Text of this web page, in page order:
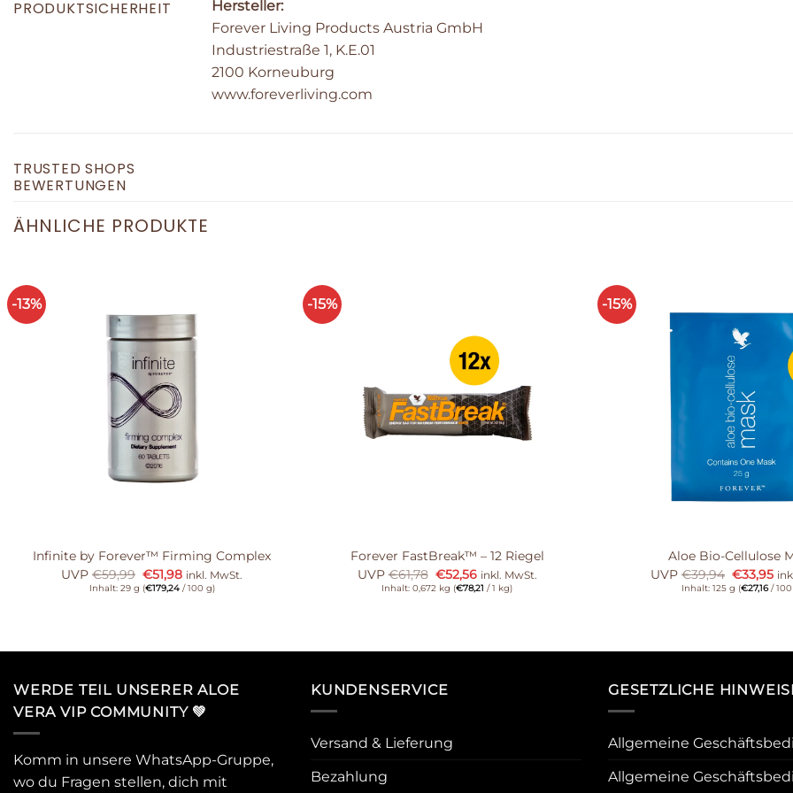
PRODUKTSICHERHEIT
Hersteller:
Forever Living Products Austria GmbH
Industriestraße 1, K.E.01
2100 Korneuburg
www.foreverliving.com
TRUSTED SHOPS
BEWERTUNGEN
ÄHNLICHE PRODUKTE
-13%
Infinite by Forever™ Firming Complex
UVP€59,99 €51,98 inkl. MwSt.
Inhalt: 29 g (€179,24/ 100 g)
-15%
Forever FastBreak™ – 12 Riegel
UVP€61,78 €52,56 inkl. MwSt.
Inhalt: 0,672 kg (€78,21 / 1 kg)
-15%
Aloe Bio-Cellulose
UVP€39,94 €33,95
Inhalt: 125 g (€27,16/ 100
WERDE TEIL UNSERER ALOE
VERA VIP COMMUNITY 💚
Komm in unsere WhatsApp-Gruppe,
wo du Fragen stellen, dich mit
KUNDENSERVICE
Versand & Lieferung
Bezahlung
GESETZLICHE
Allgemeine
Allgemeine